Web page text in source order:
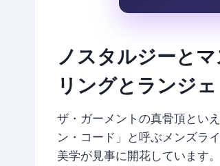
ノスタルジーと
リングとランジ
ザ・ガーメントの真骨頂とい
ン・コード」と呼ぶメンズラ
美学が見事に開花しています